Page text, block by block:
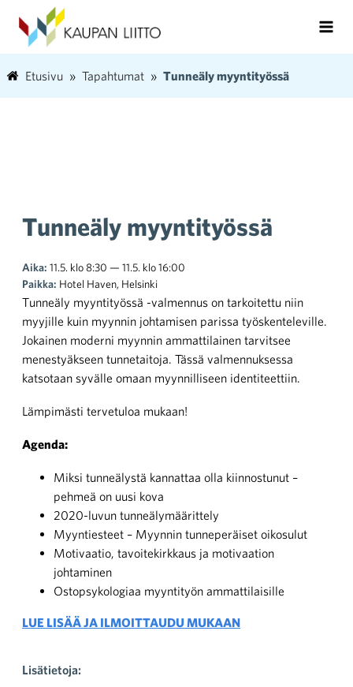
Etusivu Tapahtumat Tunneäly myyntityössä
Tunneäly myyntityössä
Aika: 11.5. klo 8:30 — 11.5. klo 16:00
Paikka: Hotel Haven, Helsinki
Tunneäly myyntityössä -valmennus on tarkoitettu niin
myyjille kuin myynnin johtamisen parissa työskenteleville.
Jokainen moderni myynnin ammattilainen tarvitsee
menestyäkseen tunnetaitoja. Tässä valmennuksessa
katsotaan syvälle omaan myynnilliseen identiteettiin.
Lämpimästi tervetuloa mukaan!
Agenda:
Miksi tunneälystä kannattaa olla kiinnostunut –
pehmeä on uusi kova
2020-luvun tunneälymäärittely
Myyntiesteet – Myynnin tunneperäiset oikosulut
Motivaatio, tavoitekirkkaus ja motivaation
johtaminen
Ostopsykologiaa myyntityön ammattilaisille
LUE LISÄÄ JA ILMOITTAUDU MUKAAN
Lisätietoja: